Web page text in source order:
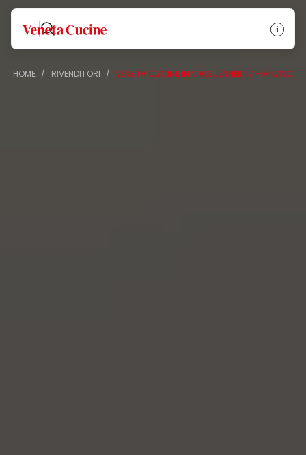
Veneta Cucine
HOME / RIVENDITORI / VENETA CUCINE IN VIALE JENNER 17 - MILANO